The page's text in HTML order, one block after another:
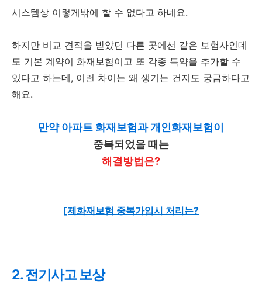
시스템상 이렇게밖에 할 수 없다고 하네요.
하지만 비교 견적을 받았던 다른 곳에선 같은 보험사인데
도 기본 계약이 화재보험이고 또 각종 특약을 추가할 수
있다고 하는데, 이런 차이는 왜 생기는 건지도 궁금하다고
해요.
만약 아파트 화재보험과 개인화재보험이
중복되었을 때는
해결방법은?
[제화재보험 중복가입시 처리는?
2. 전기사고 보상